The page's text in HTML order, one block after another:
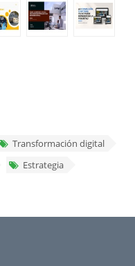
Transformación digital
Estrategia